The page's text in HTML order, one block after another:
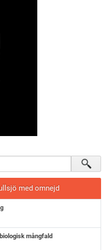
med omnejd
mångfald